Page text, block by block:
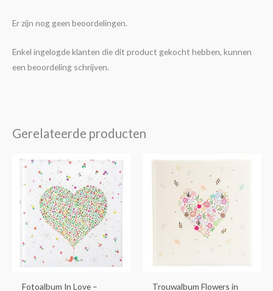
Er zijn nog geen beoordelingen.
Enkel ingelogde klanten die dit product gekocht hebben, kunnen
een beoordeling schrijven.
Gerelateerde producten
Fotoalbum In Love –
Trouwalbum Flowers in